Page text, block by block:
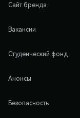
Сайт бренда
Вакансии
Студенческий фонд
Анонсы
Безопасность